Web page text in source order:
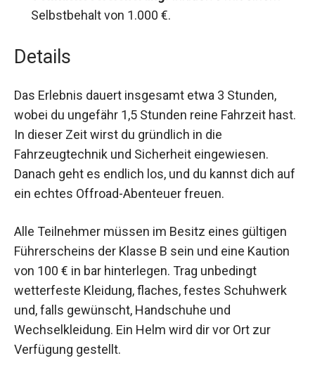
Vollkaskoversicherung:
Details
Das Erlebnis dauert insgesamt etwa 3 Stunden,
wobei du ungefähr 1,5 Stunden reine Fahrzeit
hast. In dieser Zeit wirst du gründlich in die
Fahrzeugtechnik und Sicherheit eingewiesen.
Danach geht es endlich los, und du kannst dich
Alle Teilnehmer müssen im Besitz eines gültigen
Führerscheins der Klasse B sein und eine Kaution
von 100 € in bar hinterlegen. Trag unbedingt
wetterfeste Kleidung, flaches, festes Schuhwerk
und, falls gewünscht, Handschuhe und
Wechselkleidung. Ein Helm wird dir vor Ort zur
Verfügung gestellt.